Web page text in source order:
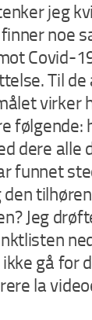
jeg
noe
Covid-
Til de
virker
følgende:
dere alle
funnet
Jeg
gå for
la